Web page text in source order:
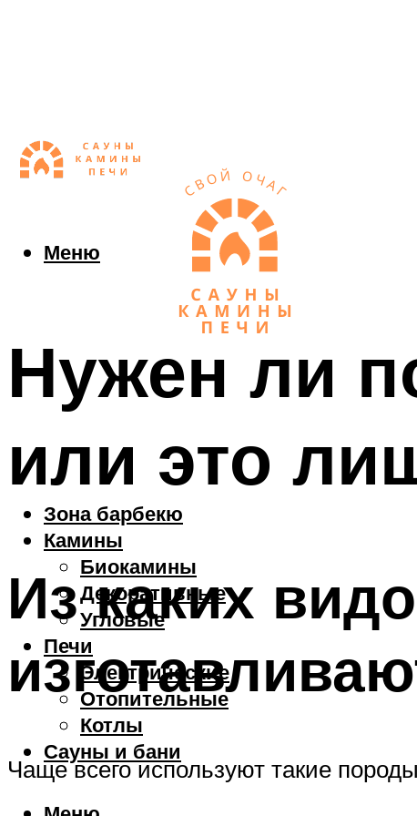
Зона барбекю
Камины
Биокамины
Декоративные
Угловые
Печи
Электрические
Отопительные
Котлы
Сауны и бани
Меню
Нужен ли
или это
Из каких
Чаще всего используют такие